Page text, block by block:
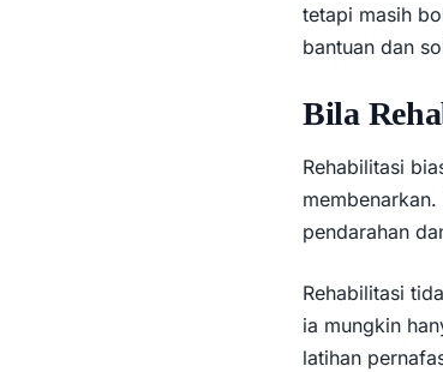
tetapi masih
bantuan dan
Bila
Rehabilitasi
pendarahan
Rehabilitasi
ia mungkin
latihan